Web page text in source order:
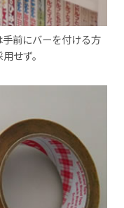
前にバーを付ける方
せず。